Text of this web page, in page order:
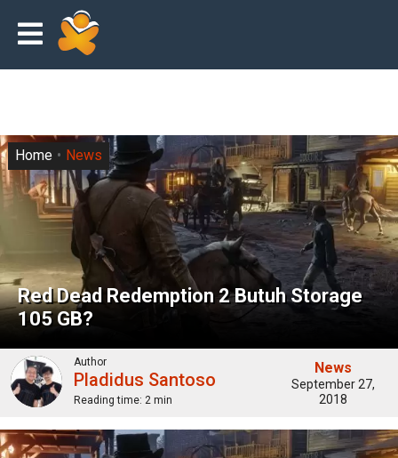
Red Dead Redemption 2 Butuh Storage
105 GB?
Home News
Author
Pladidus Santoso
Reading time: 2 min
News
September 27,
2018